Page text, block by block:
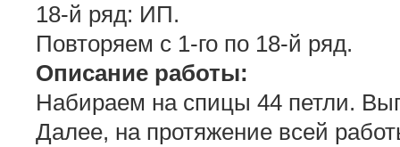
18-й ряд: ИП.
Повторяем с 1-го по 18-й ряд.
Описание работы:
Набираем на спицы 44 петли.
Далее, на протяжение всей